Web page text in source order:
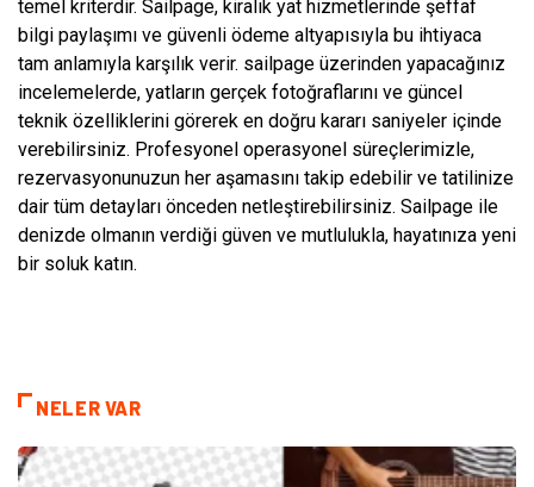
temel kriterdir. Sailpage, kiralık yat hizmetlerinde şeffaf
bilgi paylaşımı ve güvenli ödeme altyapısıyla bu ihtiyaca
tam anlamıyla karşılık verir. sailpage üzerinden yapacağınız
incelemelerde, yatların gerçek fotoğraflarını ve güncel
teknik özelliklerini görerek en doğru kararı saniyeler içinde
verebilirsiniz. Profesyonel operasyonel süreçlerimizle,
rezervasyonunuzun her aşamasını takip edebilir ve tatilinize
dair tüm detayları önceden netleştirebilirsiniz. Sailpage ile
denizde olmanın verdiği güven ve mutlulukla, hayatınıza yeni
bir soluk katın.
NELER VAR